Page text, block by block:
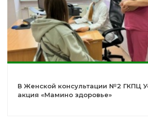
В Женской консультации №2 ГКПЦ
акция «Мамино здоровье»